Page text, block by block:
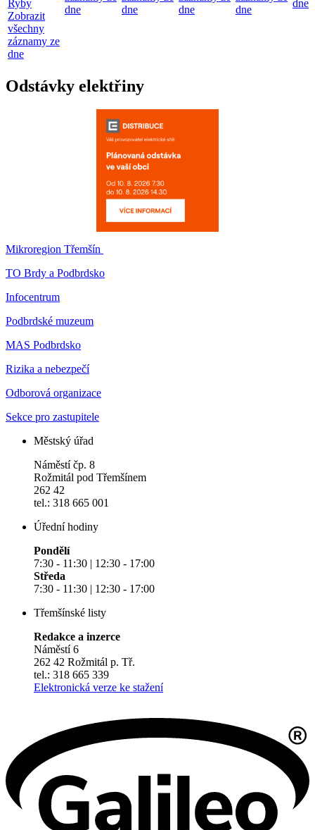
Ryby
Zobrazit
všechny
záznamy ze
dne
dne
dne
dne
dne
dne
Odstávky elektřiny
Mikroregion Třemšín
TO Brdy a Podbrdsko
Infocentrum
Podbrdské muzeum
MAS Podbrdsko
Rizika a nebezpečí
Odborová organizace
Sekce pro zastupitele
Městský úřad
Náměstí čp. 8
Rožmitál pod Třemšínem
262 42
tel.: 318 665 001
Úřední hodiny
Pondělí
7:30 - 11:30 | 12:30 - 17:00
Středa
7:30 - 11:30 | 12:30 - 17:00
Třemšínské listy
Redakce a inzerce
Náměstí 6
262 42 Rožmitál p. Tř.
tel.: 318 665 339
Elektronická verze ke stažení